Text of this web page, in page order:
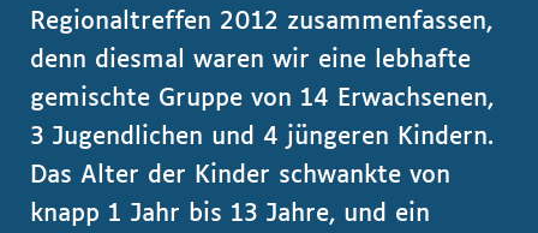
Regionaltreffen 2012 zusammenfassen,
denn diesmal waren wir eine lebhafte
gemischte Gruppe von 14 Erwachsenen,
3 Jugendlichen und 4 jüngeren Kindern.
Das Alter der Kinder schwankte von
knapp 1 Jahr bis 13 Jahre, und ein